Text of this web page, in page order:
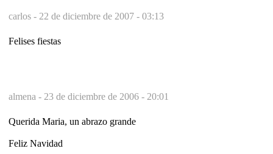
carlos - 22 de diciembre de 2007 - 03:13
Felises fiestas
almena - 23 de diciembre de 2006 - 20:01
Querida Maria, un abrazo grande
Feliz Navidad